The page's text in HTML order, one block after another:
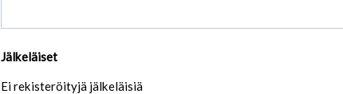
Jälkeläiset
Ei rekisteröityjä jälkeläisiä